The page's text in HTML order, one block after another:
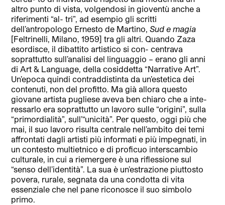
altro punto di vista, volgendosi in gioventù anche a
riferimenti “al- tri”, ad esempio gli scritti
dell’antropologo Ernesto de Martino,Sud e magia
[Feltrinelli, Milano, 1959] tra gli altri. Quando Zaza
esordisce, il dibattito artistico si con- centrava
soprattutto sull’analisi del linguaggio – erano gli anni
di Art & Language, della cosiddetta “Narrative Art”.
Un’epoca quindi contraddistinta da un’estetica dei
contenuti, non del profitto. Ma già allora questo
giovane artista pugliese aveva ben chiaro che a inte-
ressarlo era soprattutto un lavoro sulle “origini”, sulla
“primordialità”, sull’“unicità”. Per questo, oggi più che
mai, il suo lavoro risulta centrale nell’ambito dei temi
affrontati dagli artisti più informati e più impegnati, in
un contesto multietnico e di proficuo interscambio
culturale, in cui a riemergere è una riflessione sul
“senso dell’identità”. La sua è un’estrazione piuttosto
povera, rurale, segnata da una condotta di vita
essenziale che nel pane riconosce il suo simbolo
primo.